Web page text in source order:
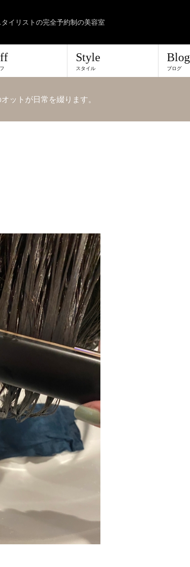
イリストの完全予約制の美容室
Style
スタイル
Blog
ブログ
ットが日常を綴ります。